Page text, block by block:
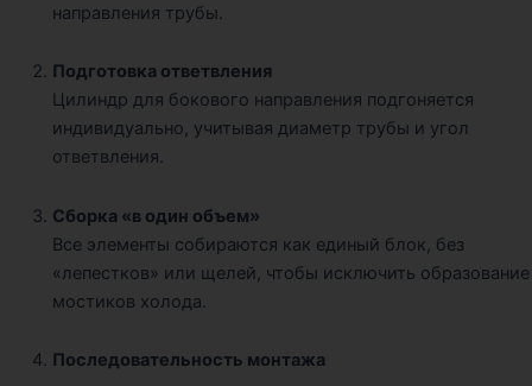
направления трубы.
Подготовка ответвления
Цилиндр для бокового направления подгоняется
индивидуально, учитывая диаметр трубы и угол
ответвления.
Сборка «в один объем»
Все элементы собираются как единый блок, без
«лепестков» или щелей, чтобы исключить образование
мостиков холода.
Последовательность монтажа